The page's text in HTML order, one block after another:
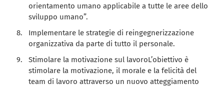
orientamento umano applicabile a tutte le aree dello
sviluppo umano”.
Implementare le strategie di reingegnerizzazione
organizzativa da parte di tutto il personale.
Stimolare la motivazione sul lavoroL’obiettivo è
stimolare la motivazione, il morale e la felicità del
team di lavoro attraverso un nuovo atteggiamento